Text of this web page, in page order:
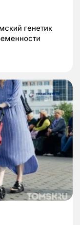
генетик